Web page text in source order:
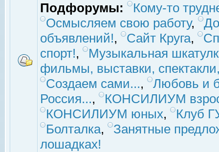
Подфорумы:
Кому-то
Осмысляем свою работу,
объявлений!, Сайт Круга,
спорт!,
Музыкальная
фильмы, выставки,
Создаем сами...,
Любовь и
Россия...,
КОНСИЛИУМ
КОНСИЛИУМ юных,
Клуб
Болталка,
Занятные
лошадках!